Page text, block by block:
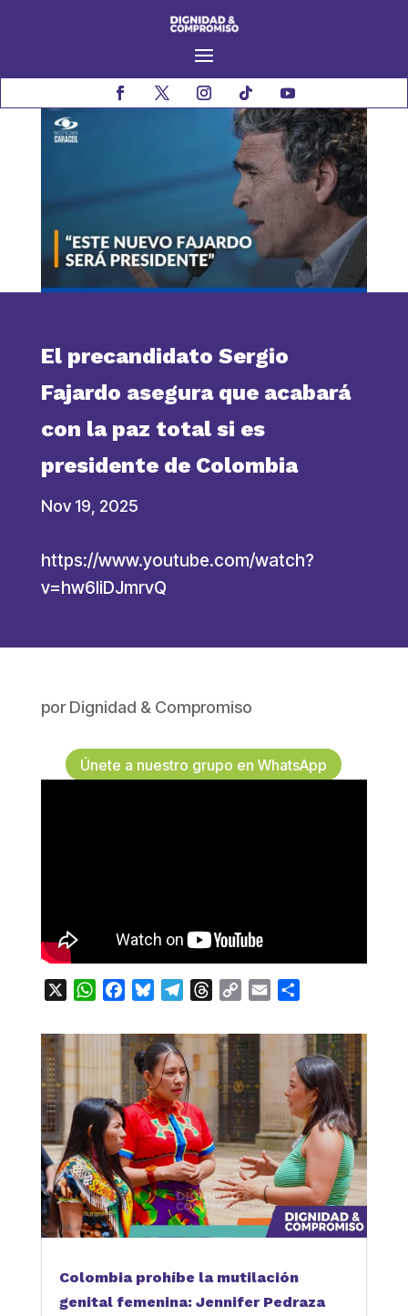
El precandidato Sergio
Fajardo asegura que acabará
con la paz total si es
presidente de Colombia
Nov 19, 2025
https://www.youtube.com/watch?
v=hw6IiDJmrvQ
porDignidad & Compromiso
Únete a nuestro grupo en WhatsApp
WhatsApp
FacebookBlueskyTelegramThreads
Copy Email
Colombia prohíbe la mutilación
genital femenina: Jennifer Pedraza